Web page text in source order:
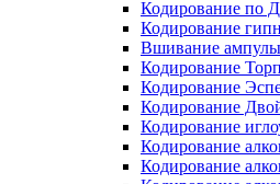
Кодирование по
Кодирование
Вшивание ампулы
Кодирование
Кодирование
Кодирование
Кодирование
Кодирование
Кодирование